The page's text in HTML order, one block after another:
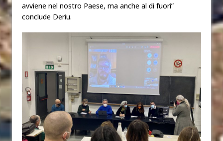
avviene nel nostro Paese, ma anche al di fuori”
conclude Deriu.